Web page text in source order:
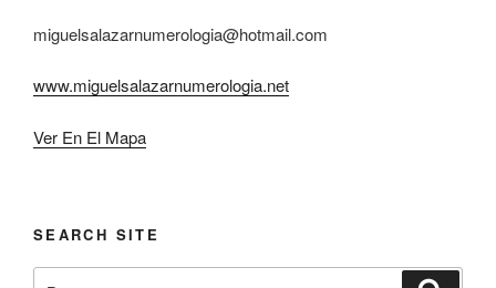
miguelsalazarnumerologia@hotmail.com
www.miguelsalazarnumerologia.net
Ver En El Mapa
SEARCH SITE